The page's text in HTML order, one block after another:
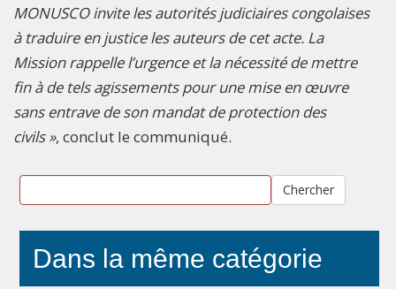
MONUSCO invite les autorités judiciaires congolaises
à traduire en justice les auteurs de cet acte. La
Mission rappelle l’urgence et la nécessité de mettre
fin à de tels agissements pour une mise en œuvre
sans entrave de son mandat de protection des
civils », conclut le communiqué.
Chercher
Dans la même catégorie